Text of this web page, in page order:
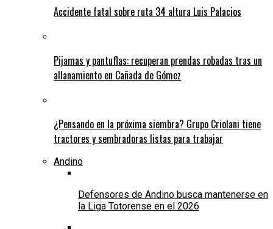
Accidente fatal sobre ruta 34 altura Luis Palacios
Pijamas y pantuflas: recuperan prendas robadas tras un
allanamiento en Cañada de Gómez
¿Pensando en la próxima siembra? Grupo Criolani tiene
tractores y sembradoras listas para trabajar
Andino
Defensores de Andino busca mantenerse en
la Liga Totorense en el 2026